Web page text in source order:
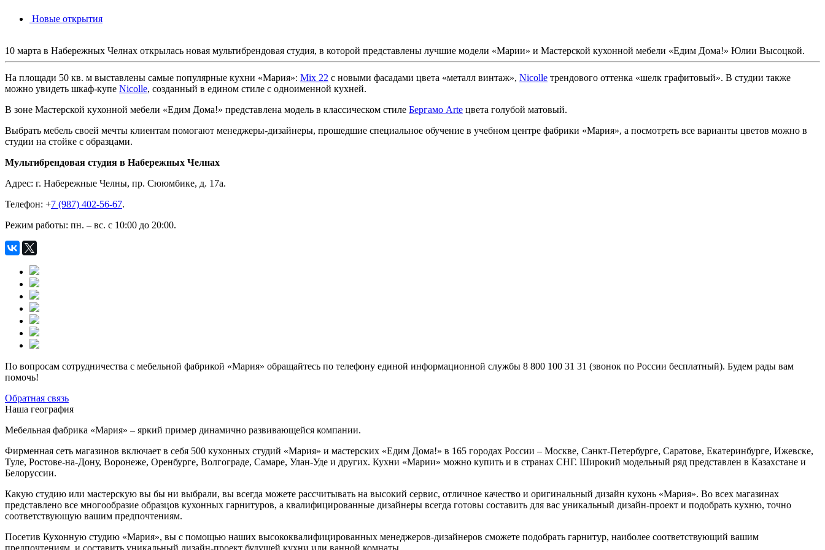
Новые открытия
10 марта в Набережных Челнах открылась новая мультибрендовая студия, в которой представлены лучшие модели «Марии» и Мастерской кухонной мебели «Едим Дома!» Юлии Высоцкой.
На площади 50 кв. м выставлены самые популярные кухни «Мария»: Mix 22 с новыми фасадами цвета «металл винтаж», Nicolle трендового оттенка «шелк графитовый». В студии также
можно увидеть шкаф-купе Nicolle, созданный в едином стиле с одноименной кухней.
В зоне Мастерской кухонной мебели «Едим Дома!» представлена модель в классическом стиле Бергамо Arte цвета голубой матовый.
Выбрать мебель своей мечты клиентам помогают менеджеры-дизайнеры, прошедшие специальное обучение в учебном центре фабрики «Мария», а посмотреть все варианты цветов можно в
студии на стойке с образцами.
Мультибрендовая студия в Набережных Челнах
Адрес: г. Набережные Челны, пр. Сююмбике, д. 17а.
Телефон: +7 (987) 402-56-67.
Режим работы: пн. – вс. с 10:00 до 20:00.
По вопросам сотрудничества с мебельной фабрикой «Мария» обращайтесь по телефону единой информационной службы 8 800 100 31 31 (звонок по России бесплатный). Будем рады вам
помочь!
Обратная связь
Наша география
Мебельная фабрика «Мария» – яркий пример динамично развивающейся компании.
Фирменная сеть магазинов включает в себя 500 кухонных студий «Мария» и мастерских «Едим Дома!» в 165 городах России – Москве, Санкт-Петербурге, Саратове, Екатеринбурге, Ижевске,
Туле, Ростове-на-Дону, Воронеже, Оренбурге, Волгограде, Самаре, Улан-Уде и других. Кухни «Марии» можно купить и в странах СНГ. Широкий модельный ряд представлен в Казахстане и
Белоруссии.
Какую студию или мастерскую вы бы ни выбрали, вы всегда можете рассчитывать на высокий сервис, отличное качество и оригинальный дизайн кухонь «Мария». Во всех магазинах
представлено все многообразие образцов кухонных гарнитуров, а квалифицированные дизайнеры всегда готовы составить для вас уникальный дизайн-проект и подобрать кухню, точно
соответствующую вашим предпочтениям.
Посетив Кухонную студию «Мария», вы с помощью наших высококвалифицированных менеджеров-дизайнеров сможете подобрать гарнитур, наиболее соответствующий вашим
предпочтениям, и составить уникальный дизайн-проект будущей кухни или ванной комнаты.